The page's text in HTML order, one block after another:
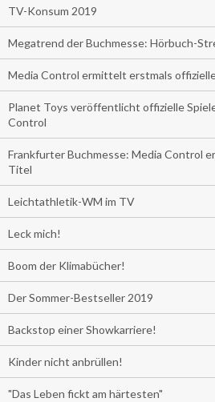
TV-Konsum 2019
Megatrend der Buchmesse: Hörbuch-
Media Control ermittelt erstmals
Planet Toys veröffentlicht offizielle
Control
Frankfurter Buchmesse: Media Control
Titel
Leichtathletik-WM im TV
Leck mich!
Boom der Klimabücher!
Der Sommer-Bestseller 2019
Backstop einer Showkarriere!
Kinder nicht anbrüllen!
"Das Leben fickt am härtesten"